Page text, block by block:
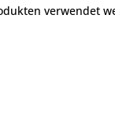
verwendet